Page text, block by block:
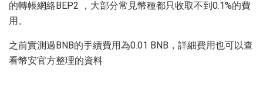
的轉帳網絡BEP2 ，大部分常見幣種都只收取不到0.1%的費
用。
之前實測過BNB的手續費用為0.01 BNB，詳細費用也可以查
看幣安官方整理的資料